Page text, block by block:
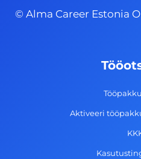
e
-
s
t
g
a
m
© Alma Career Estonia
Aktiveeri